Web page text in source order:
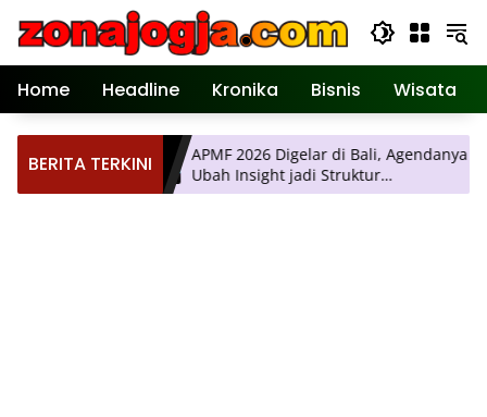
Home Headline Kronika Bisnis Wisata
BERITA TERKINI
Ilmiah
APMF 2026 Digelar di Bali, Agendanya
Ubah Insight jadi Struktur
Pengambilan Keputusan